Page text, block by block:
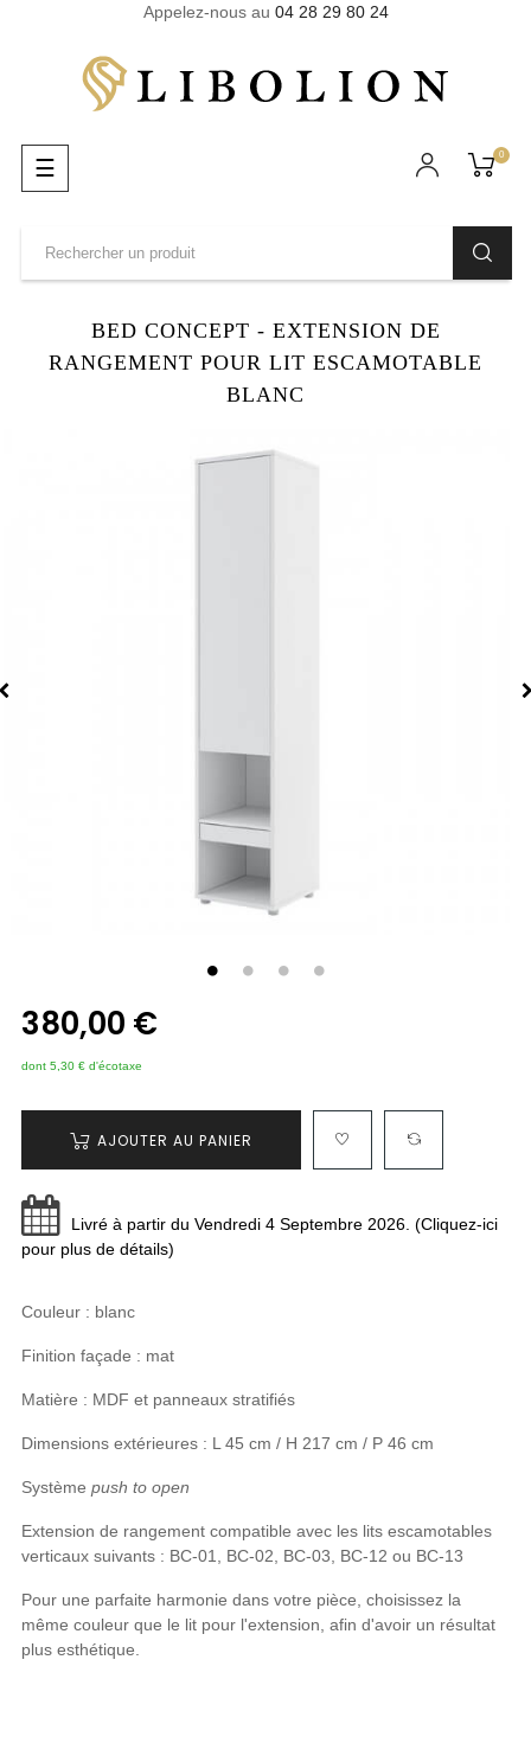
Appelez-nous au 04 28 29 80 24
0
Basculer
la
☰
BED CONCEPT - EXTENSION DE
RANGEMENT POUR LIT ESCAMOTABLE
BLANC
380,00 €
dont 5,30 € d'écotaxe
AJOUTER AU PANIER
Livré à partir du Vendredi 4 Septembre 2026. (Cliquez-ici
pour plus de détails)
Couleur : blanc
Finition façade : mat
Matière : MDF et panneaux stratifiés
Dimensions extérieures : L 45 cm / H 217 cm / P 46 cm
Système push to open
Extension de rangement compatible avec les lits escamotables
verticaux suivants : BC-01, BC-02, BC-03, BC-12 ou BC-13
Pour une parfaite harmonie dans votre pièce, choisissez la
même couleur que le lit pour l'extension, afin d'avoir un résultat
plus esthétique.